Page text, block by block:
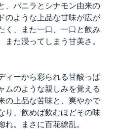
、バニラとシナモン由来の
のような上品な甘味が広が
く、また一口、一口と飲み
た浸ってしまう甘美さ。
ィーから彩られる甘酸っぱ
ムのような親しみを覚える
の上品な苦味と、爽やかで
り、飲めば飲むほどその味
。まさに百花繚乱。